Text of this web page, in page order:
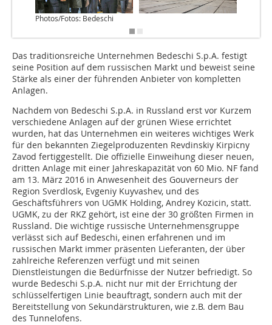
Photos/Fotos: Bedeschi
Das traditionsreiche Unter­nehmen Bedeschi S.p.A. festigt
seine Position auf dem russischen Markt und beweist seine
Stärke als einer der führenden Anbieter von kompletten
Anlagen.
Nachdem von Bedeschi S.p.A. in Russland erst vor Kurzem
verschiedene Anlagen auf der grünen Wiese errichtet
wurden, hat das Unternehmen ein weiteres wichtiges Werk
für den bekannten Ziegelproduzenten Revdinskiy Kirpicny
Zavod fertiggestellt. Die offizielle Einweihung dieser neuen,
dritten Anlage mit einer Jahreskapazität von 60 Mio. NF fand
am 13. März 2016 in Anwesenheit des Gouverneurs der
Region Sverdlosk, Evgeniy Kuyvashev, und des
Geschäftsführers von UGMK Holding, Andrey Kozicin, statt.
UGMK, zu der RKZ gehört, ist eine der 30 größten Firmen in
Russland. Die wichtige russische Unternehmensgruppe
verlässt sich auf Bedeschi, einen erfahrenen und im
russischen Markt immer präsenten Lieferanten, der über
zahlreiche Referenzen verfügt und mit seinen
Dienstleistungen die Bedürfnisse der Nutzer befriedigt. So
wurde Bedeschi S.p.A. nicht nur mit der Errichtung der
schlüsselfertigen Linie beauftragt, sondern auch mit der
Bereitstellung von Sekundärstrukturen, wie z.B. dem Bau
des Tunnelofens.